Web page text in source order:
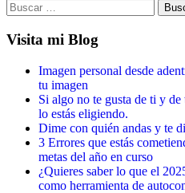
Visita mi Blog
Imagen personal desde
tu imagen
Si algo no te gusta de ti y
lo estás eligiendo.
Dime con quién andas y te
3 Errores que estás
metas del año en curso
¿Quieres saber lo que el
como herramienta de